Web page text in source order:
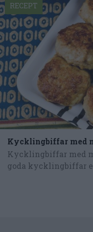
Kycklingbiffar med
Kycklingbiffar med
goda kycklingbiffar
RECEPT